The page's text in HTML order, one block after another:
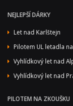
NEJLEPŠÍ DÁRKY
Let nad Karlštejn
Pilotem UL letadla
Vyhlídkový let nad
Vyhlídkový let nad
PILOTEM NA ZKOUŠKU